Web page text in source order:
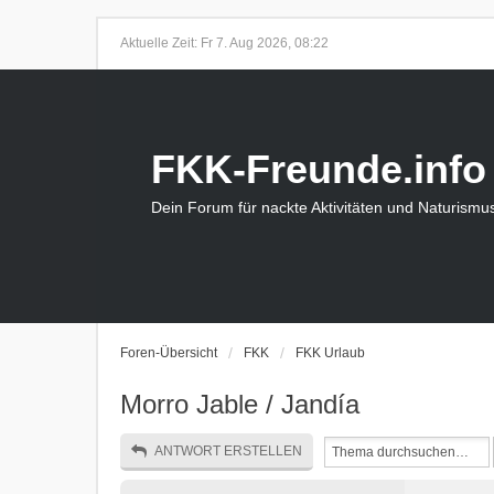
Aktuelle Zeit: Fr 7. Aug 2026, 08:22
FKK-Freunde.info
Dein Forum für nackte Aktivitäten und
Foren-Übersicht FKK FKK Urlaub
Morro Jable / Jandía
ANTWORT ERSTELLEN